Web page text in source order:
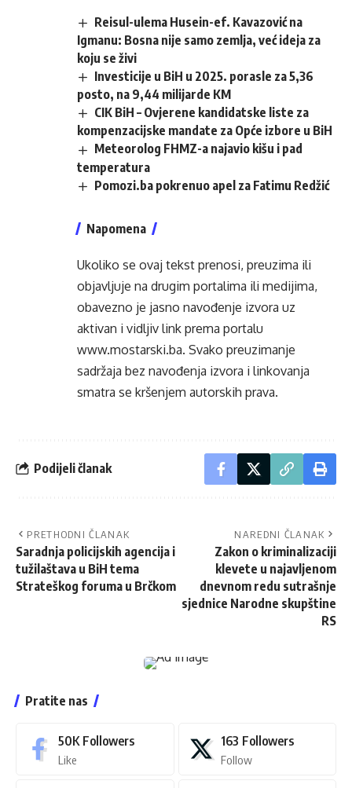
Reisul-ulema Husein-ef. Kavazović na
Igmanu: Bosna nije samo zemlja, već ideja za
koju se živi
Investicije u BiH u 2025. porasle za 5,36
posto, na 9,44 milijarde KM
CIK BiH – Ovjerene kandidatske liste za
kompenzacijske mandate za Opće izbore u BiH
Meteorolog FHMZ-a najavio kišu i pad
temperatura
Pomozi.ba pokrenuo apel za Fatimu Redžić
Napomena
Ukoliko se ovaj tekst prenosi, preuzima ili
objavljuje na drugim portalima ili medijima,
obavezno je jasno navođenje izvora uz
aktivan i vidljiv link prema portalu
www.mostarski.ba. Svako preuzimanje
sadržaja bez navođenja izvora i linkovanja
smatra se kršenjem autorskih prava.
Podijeli članak
PRETHODNI ČLANAK
Saradnja policijskih agencija i
tužilaštava u BiH tema
Strateškog foruma u Brčkom
NAREDNI ČLANAK
Zakon o kriminalizaciji
klevete u najavljenom
dnevnom redu sutrašnje
sjednice Narodne skupštine
RS
Pratite nas
50K Followers
Like
163 Followers
Follow